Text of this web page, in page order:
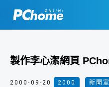
製作李心潔網頁
2000-09-20 2000 新聞室